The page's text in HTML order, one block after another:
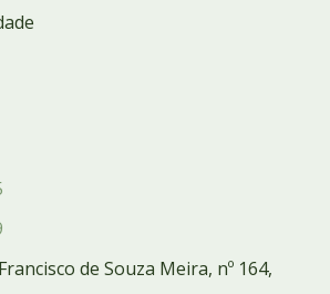
de Souza Meira, nº 164,